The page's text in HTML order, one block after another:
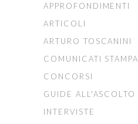
APPROFONDIMENTI
ARTICOLI
ARTURO TOSCANINI
COMUNICATI STAMPA
CONCORSI
GUIDE ALL'ASCOLTO
INTERVISTE